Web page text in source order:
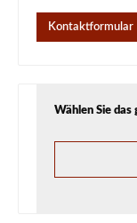
Kontaktformular
Wählen Sie das